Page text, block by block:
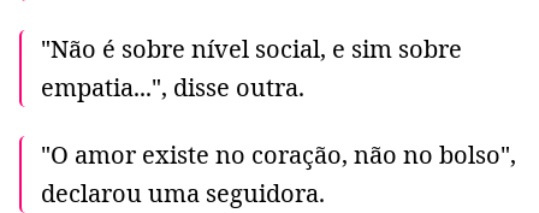
"Não é sobre nível social, e sim sobre
empatia...", disse outra.
"O amor existe no coração, não no bolso",
declarou uma seguidora.